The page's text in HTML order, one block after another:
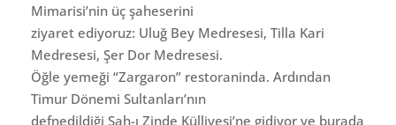
Mimarisi’nin üç şaheserini
ziyaret ediyoruz: Uluğ Bey Medresesi, Tilla Kari
Medresesi, Şer Dor Medresesi.
Öğle yemeği “Zargaron” restoraninda. Ardından
Timur Dönemi Sultanları’nın
defnedildiği Şah-ı Zinde Külliyesi’ne gidiyor ve burada